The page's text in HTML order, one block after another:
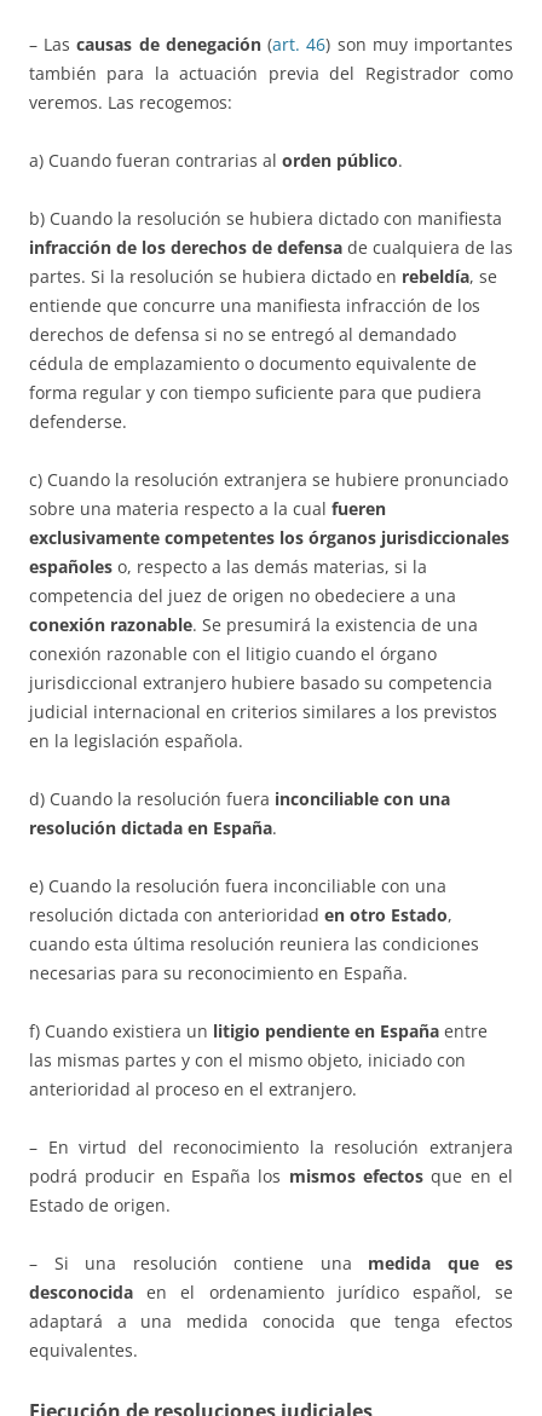
– Lascausas de denegación(art. 46) son muy importantes
también para la actuación previa del Registrador como
veremos. Las recogemos:
a) Cuando fueran contrarias al orden público.
b) Cuando la resolución se hubiera dictado con manifiesta
infracción de los derechos de defensa de cualquiera de las
partes. Si la resolución se hubiera dictado en rebeldía, se
entiende que concurre una manifiesta infracción de los
derechos de defensa si no se entregó al demandado
cédula de emplazamiento o documento equivalente de
forma regular y con tiempo suficiente para que pudiera
defenderse.
c) Cuando la resolución extranjera se hubiere pronunciado
sobre una materia respecto a la cual fueren
exclusivamente competentes los órganos jurisdiccionales
españoles o, respecto a las demás materias, si la
competencia del juez de origen no obedeciere a una
conexión razonable. Se presumirá la existencia de una
conexión razonable con el litigio cuando el órgano
jurisdiccional extranjero hubiere basado su competencia
judicial internacional en criterios similares a los previstos
en la legislación española.
d) Cuando la resolución fuera inconciliable con una
resolución dictada en España.
e) Cuando la resolución fuera inconciliable con una
resolución dictada con anterioridad en otro Estado,
cuando esta última resolución reuniera las condiciones
necesarias para su reconocimiento en España.
f) Cuando existiera un litigio pendiente en España entre
las mismas partes y con el mismo objeto, iniciado con
anterioridad al proceso en el extranjero.
– En virtud del reconocimiento la resolución extranjera
podrá producir en España los mismos efectos que en el
Estado de origen.
– Si una resolución contiene una medida que es
desconocida en el ordenamiento jurídico español, se
adaptará a una medida conocida que tenga efectos
equivalentes.